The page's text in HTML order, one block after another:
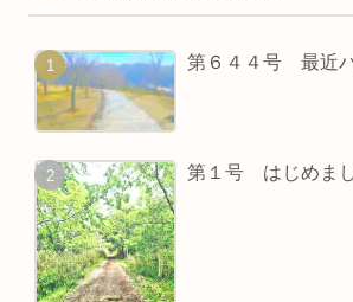
第６４４号 最近
第１号 はじめま